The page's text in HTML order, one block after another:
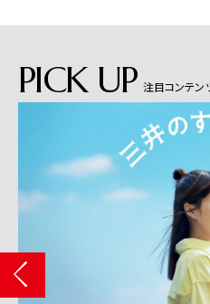
PICK UP 注目コンテン